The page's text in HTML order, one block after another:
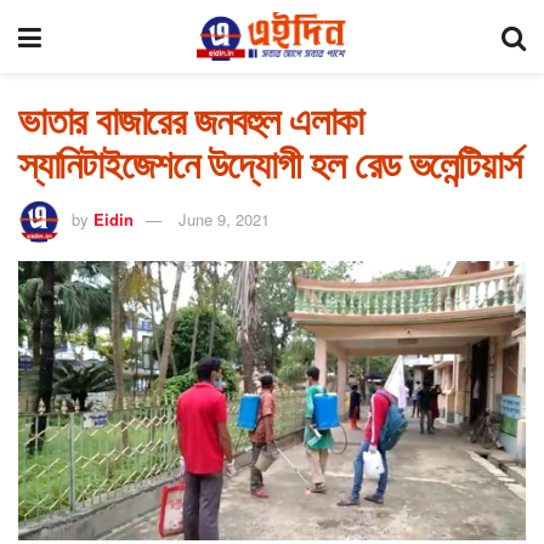
ভাতার বাজারের জনবহুল এলাকা
স্যানিটাইজেশনে উদ্যোগী হল রেড ভলেন্টিয়ার্স
by Eidin June 9, 2021